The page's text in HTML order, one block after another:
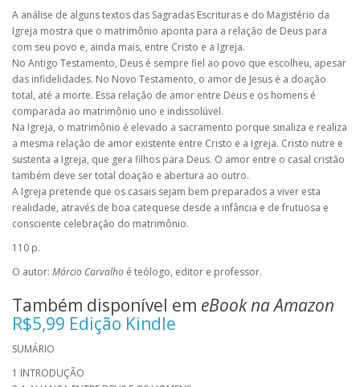
A análise de alguns textos das Sagradas Escrituras e do Magistério da
Igreja mostra que o matrimônio aponta para a relação de Deus para
com seu povo e, ainda mais, entre Cristo e a Igreja.
No Antigo Testamento, Deus é sempre fiel ao povo que escolheu, apesar
das infidelidades. No Novo Testamento, o amor de Jesus é a doação
total, até a morte. Essa relação de amor entre Deus e os homens é
comparada ao matrimônio uno e indissolúvel.
Na Igreja, o matrimônio é elevado a sacramento porque sinaliza e realiza
a mesma relação de amor existente entre Cristo e a Igreja. Cristo nutre e
sustenta a Igreja, que gera filhos para Deus. O amor entre o casal cristão
também deve ser total doação e abertura ao outro.
A Igreja pretende que os casais sejam bem preparados a viver esta
realidade, através de boa catequese desde a infância e de frutuosa e
consciente celebração do matrimônio.
110 p.
O autor: Márcio Carvalho é teólogo, editor e professor.
Também disponível em eBook na Amazon
R$5,99 Edição Kindle
SUMÁRIO
1 INTRODUÇÃO